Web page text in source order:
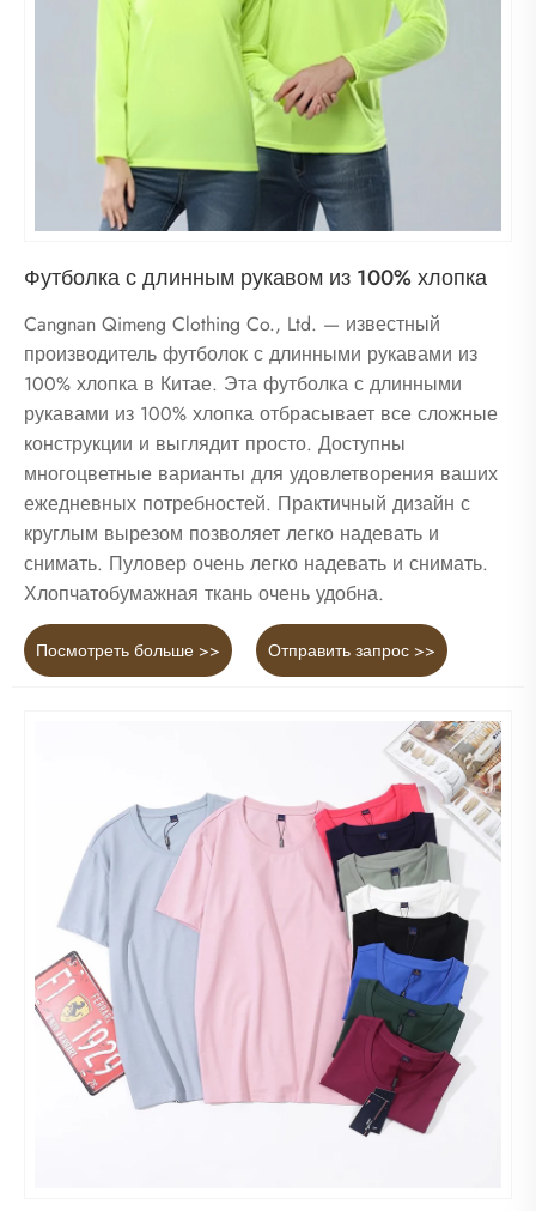
Футболка с длинным рукавом из 100% хлопка
Cangnan Qimeng Clothing Co., Ltd. — известный
производитель футболок с длинными рукавами из
100% хлопка в Китае. Эта футболка с длинными
рукавами из 100% хлопка отбрасывает все сложные
конструкции и выглядит просто. Доступны
многоцветные варианты для удовлетворения ваших
ежедневных потребностей. Практичный дизайн с
круглым вырезом позволяет легко надевать и
снимать. Пуловер очень легко надевать и снимать.
Хлопчатобумажная ткань очень удобна.
Посмотреть больше >> Отправить запрос >>